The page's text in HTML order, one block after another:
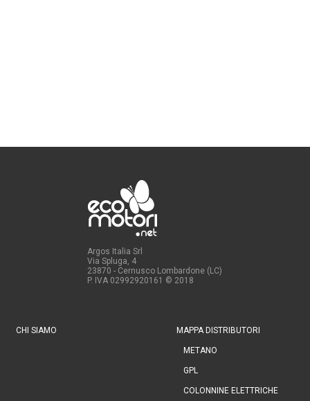
Argos Italia Srl
Via Spluga, 4
23870 - Cernusco Lombardone (LC)
P. IVA 02992920161 © 2018
CHI SIAMO MAPPA DISTRIBUTORI
METANO
GPL
COLONNINE ELETTRICHE